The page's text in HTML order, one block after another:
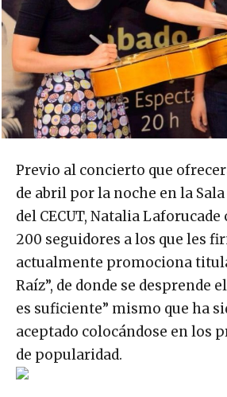
Previo al concierto que
de abril por la noche en la
del CECUT, Natalia
200 seguidores a los que les
actualmente promociona
Raíz”, de donde se desprende
es suficiente” mismo que ha
aceptado colocándose en los
de popularidad.